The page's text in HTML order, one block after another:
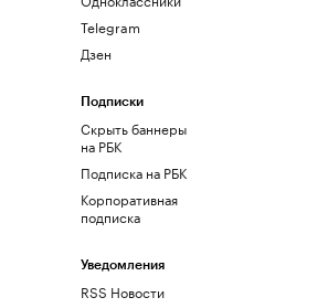
Telegram
Дзен
Подписки
Скрыть баннеры
на РБК
Подписка на РБК
Корпоративная
подписка
Уведомления
RSS Новости